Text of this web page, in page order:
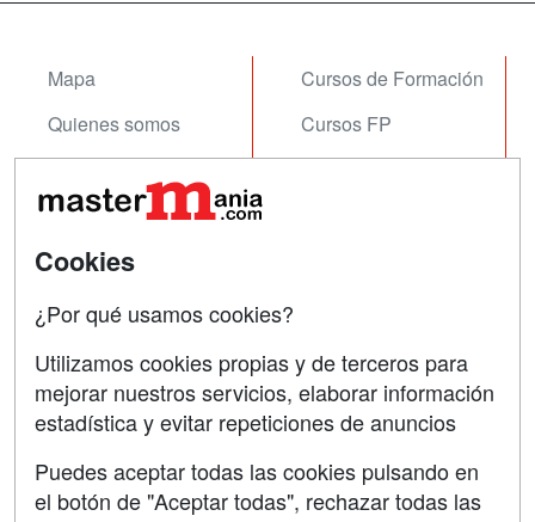
Mapa
Quienes somos
Acceso Usuarios
Acceso Centros
Cursos de Formación
Cursos FP
Contactar
Confidencialidad
Copyleft
SÍGUENOS EN:
Cookies
¿Por qué usamos cookies?
Utilizamos cookies propias y de terceros para
mejorar nuestros servicios, elaborar información
estadística y evitar repeticiones de anuncios
Puedes aceptar todas las cookies pulsando en
el botón de "Aceptar todas", rechazar todas las